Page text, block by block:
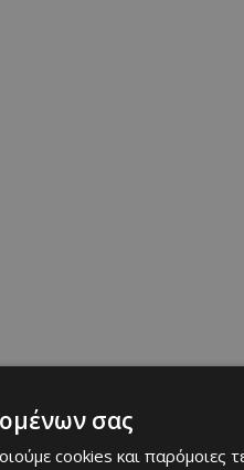
μέχρι νεωτέρας.
σας
cookies και παρόμοιες